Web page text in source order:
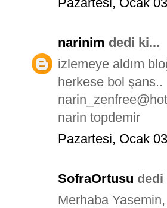
narinim dedi ki...
izlemeye aldım
herkese bol şans..
narin topdemir
Pazartesi, Ocak
SofraOrtusu dedi
Merhaba Yasemin,